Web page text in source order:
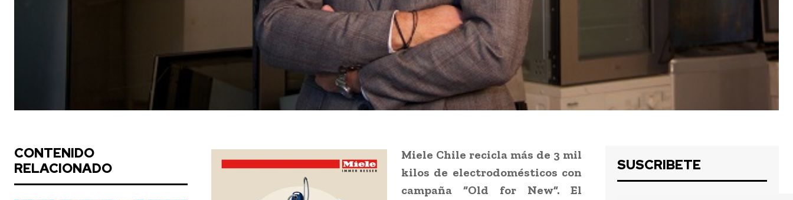
CONTENIDO
RELACIONADO
Miele Chile recicla más de 3 mil
kilos de electrodomésticos con
campaña “Old for New”. El
SUSCRIBETE